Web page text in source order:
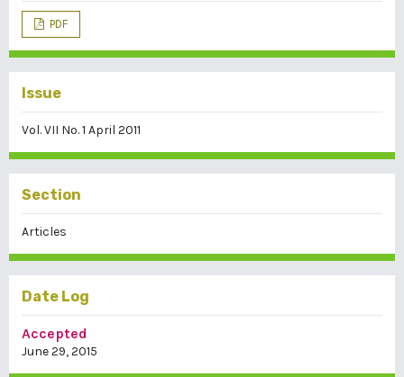
PDF
Issue
Vol. VII No. 1 April 2011
Section
Articles
Date Log
Accepted
June 29, 2015